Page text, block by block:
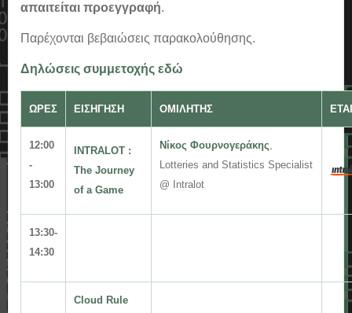
απαιτείται προεγγραφή.
Παρέχονται βεβαιώσεις παρακολούθησης.
Δηλώσεις συμμετοχής εδώ
ΩΡΕΣ ΕΙΣΗΓΗΣΗ ΟΜΙΛΗΤΗΣ
12:00
-
13:00
INTRALOT :
The Journey
of a Game
Νίκος Φουρνογεράκης,
Lotteries and Statistics Specialist
@ Intralot
13:30-
14:30
Cloud Rule